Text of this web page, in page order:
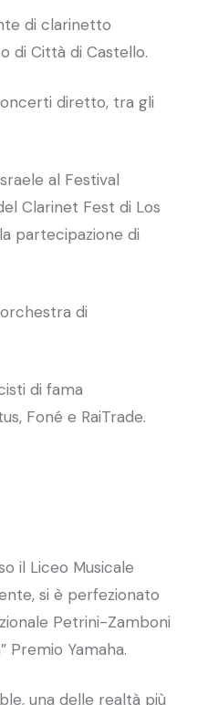
di clarinetto
di Città di Castello.
diretto, tra gli
al Festival
Clarinet Fest di Los
partecipazione di
di
di fama
Foné e RaiTrade.
il Liceo Musicale
si è perfezionato
Petrini-Zamboni
Premio Yamaha.
una delle realtà più